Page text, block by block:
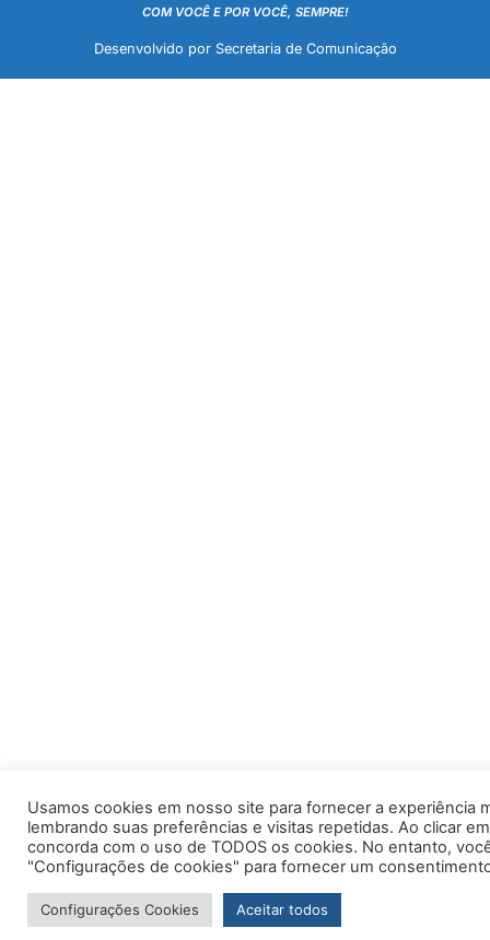
COM VOCÊ E POR VOCÊ, SEMPRE!
Desenvolvido por Secretaria de Comunicação
Usamos cookies em nosso site para fornecer a experiência
lembrando suas preferências e visitas repetidas. Ao clicar
concorda com o uso de TODOS os cookies. No entanto,
"Configurações de cookies" para fornecer um
Configurações Cookies Aceitar todos